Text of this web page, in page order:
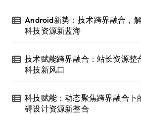
Android新势：技术跨界融合，
科技资源新蓝海
技术赋能跨界融合：站长资源整
科技新风口
科技赋能：动态聚焦跨界融合下
碍设计资源新整合